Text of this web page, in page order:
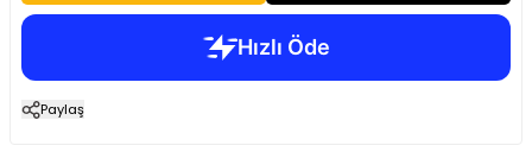
Paylaş